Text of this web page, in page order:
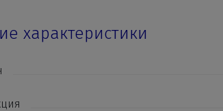
характеристики